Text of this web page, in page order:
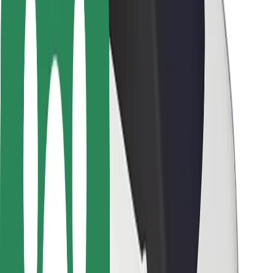
Passagersikkerhed
Chaufførsikkerhed
Sikkerhed på el-løbehjul
Sikkerhedscenter
Byer
Placeringer
Byløsninger
Lufthavne
Bolt-ladestationer
Kundeservice
For passagerer
For chauffører